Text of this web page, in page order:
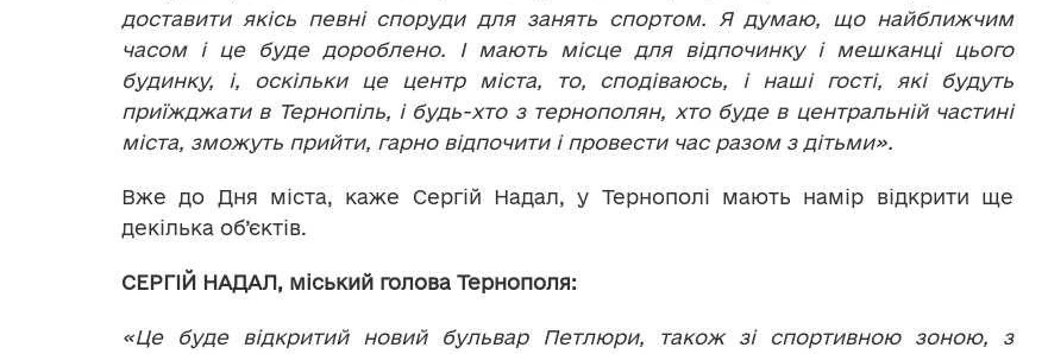
доставити якісь певні споруди для занять спортом. Я думаю, що найближчим
часом і це буде дороблено. І мають місце для відпочинку і мешканці цього
будинку, і, оскільки це центр міста, то, сподіваюсь, і наші гості, які будуть
приїжджати в Тернопіль, і будь-хто з тернополян, хто буде в центральній частині
міста, зможуть прийти, гарно відпочити і провести час разом з дітьми».
Вже до Дня міста, каже Сергій Надал, у Тернополі мають намір відкрити ще
декілька об’єктів.
СЕРГІЙ НАДАЛ, міський голова Тернополя:
«Це буде відкритий новий бульвар Петлюри, також зі спортивною зоною, з